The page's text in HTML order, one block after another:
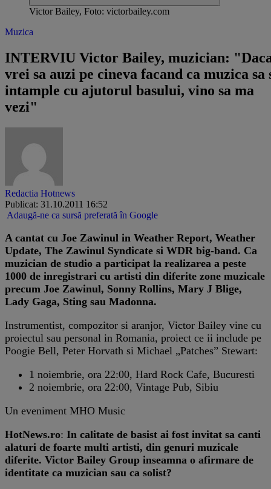
Victor Bailey, Foto: victorbailey.com
Muzica
INTERVIU Victor Bailey, muzician:
vrei sa auzi pe cineva facand ca muzica sa
intample cu ajutorul basului, vino sa ma
vezi"
Redactia Hotnews
Publicat: 31.10.2011 16:52
Adaugă-ne ca sursă preferată în Google
A cantat cu Joe Zawinul in Weather Report, Weather
Update, The Zawinul Syndicate si WDR big-band. Ca
muzician de studio a participat la realizarea a peste
1000 de inregistrari cu artisti din diferite zone muzicale
precum Joe Zawinul, Sonny Rollins, Mary J Blige,
Lady Gaga, Sting sau Madonna.
Instrumentist, compozitor si aranjor, Victor Bailey vine cu
proiectul sau personal in Romania, proiect ce ii include pe
Poogie Bell, Peter Horvath si Michael „Patches” Stewart:
1 noiembrie, ora 22:00, Hard Rock Cafe, Bucuresti
2 noiembrie, ora 22:00, Vintage Pub, Sibiu
Un eveniment MHO Music
HotNews.ro: In calitate de basist ai fost invitat sa canti
alaturi de foarte multi artisti, din genuri muzicale
diferite. Victor Bailey Group inseamna o afirmare de
identitate ca muzician sau ca solist?